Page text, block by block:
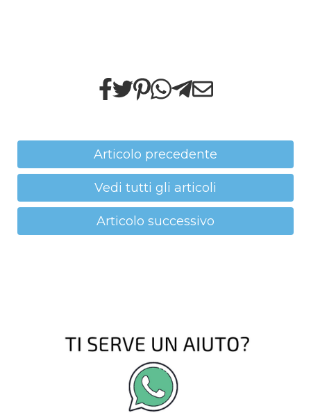
Articolo precedente
Vedi tutti gli articoli
Articolo successivo